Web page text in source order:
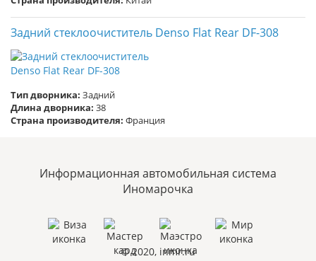
Задний стеклоочиститель Denso Flat Rear DF-308
Тип дворника: Задний
Длина дворника: 38
Страна производителя: Франция
Информационная автомобильная система
Иномарочка
© 2020, inmr.ru